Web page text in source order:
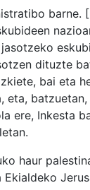
barne.
dituzte
bai eta
eta,
ere, Inkesta
haur